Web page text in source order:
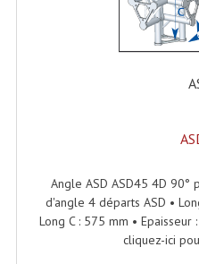
Grill
Monotubes
Praticable
Structure
Angle ASD ASD45 4D 90°
d'angle 4 départs ASD •
Long C : 575 mm •
cliquez-ici